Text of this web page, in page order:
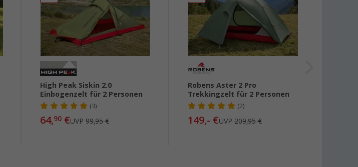
High Peak Siskin 2.0
Einbogenzelt für 2 Personen
(3)
64,90 €UVP99,95 €
Robens Aster 2 Pro
Trekkingzelt für 2 Personen
(2)
149,- €UVP 209,95 €